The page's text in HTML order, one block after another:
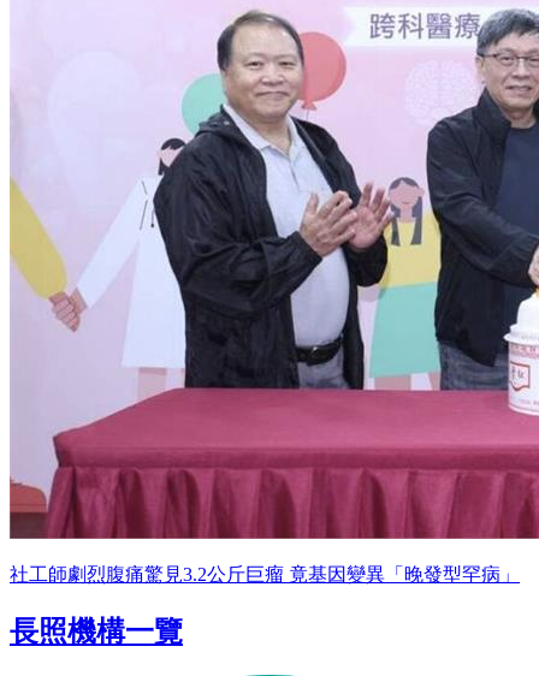
社工師劇烈腹痛驚見3.2公斤巨瘤 竟基因變異「晚發型罕病」
長照機構一覽